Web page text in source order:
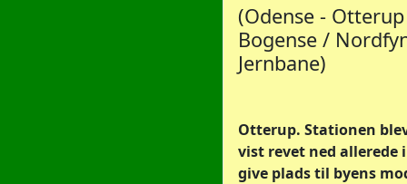
(Odense -
Bogense /
Jernbane)
Otterup. Stationen
vist revet ned allerede
give plads til byens